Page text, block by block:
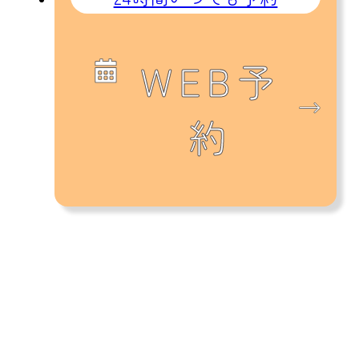
WEB予
約